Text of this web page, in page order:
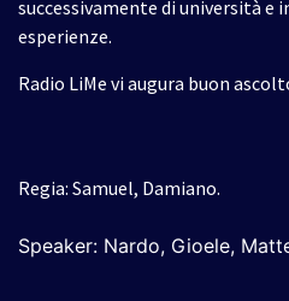
successivamente di università e
esperienze.
Radio LiMe vi augura buon
Regia: Samuel, Damiano.
Speaker: Nardo, Gioele,